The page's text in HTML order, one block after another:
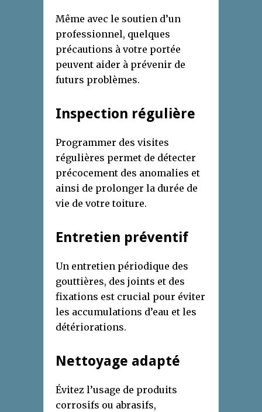
Même avec le soutien d’un
professionnel, quelques
précautions à votre portée
peuvent aider à prévenir de
futurs problèmes.
Inspection régulière
Programmer des visites
régulières permet de détecter
précocement des anomalies et
ainsi de prolonger la durée de
vie de votre toiture.
Entretien préventif
Un entretien périodique des
gouttières, des joints et des
fixations est crucial pour éviter
les accumulations d’eau et les
détériorations.
Nettoyage adapté
Évitez l’usage de produits
corrosifs ou abrasifs,